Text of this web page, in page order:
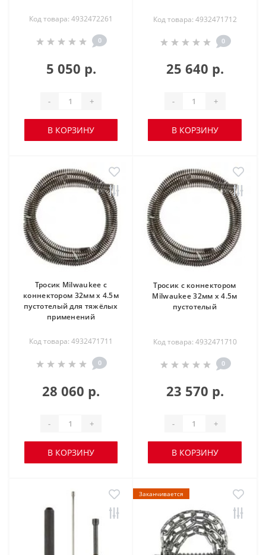
Код товара: 4932472261
0
5 050 р.
- +
В КОРЗИНУ
Код товара: 4932471712
0
25 640 р.
- +
В КОРЗИНУ
Тросик Milwaukee с
коннектором 32мм х 4.5м
пустотелый для тяжёлых
применений
Код товара: 4932471711
0
28 060 р.
- +
В КОРЗИНУ
Тросик с коннектором
Milwaukee 32мм х 4.5м
пустотелый
Код товара: 4932471710
0
23 570 р.
- +
В КОРЗИНУ
Заканчивается